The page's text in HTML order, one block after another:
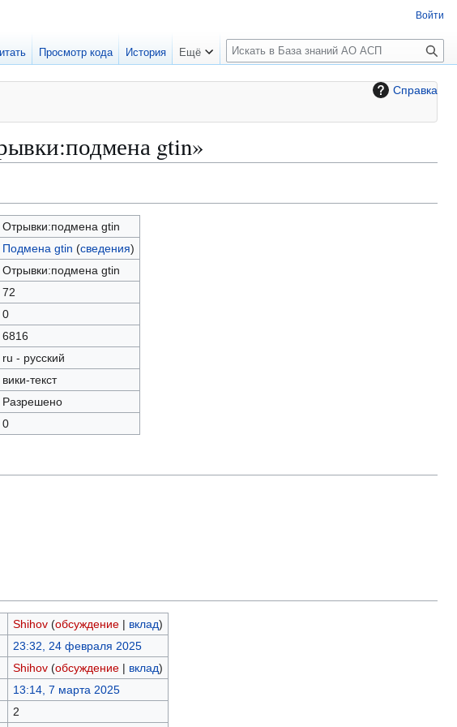
Справка
gtin»
Отрывки:подмена gtin
Подмена gtin (сведения)
Отрывки:подмена gtin
72
0
6816
ru - русский
вики-текст
Разрешено
0
Shihov (обсуждение| вклад)
23:32, 24 февраля 2025
Shihov (обсуждение| вклад)
13:14, 7 марта 2025
2
Войти
Просмотр кода История Ещё
П
о
и
к